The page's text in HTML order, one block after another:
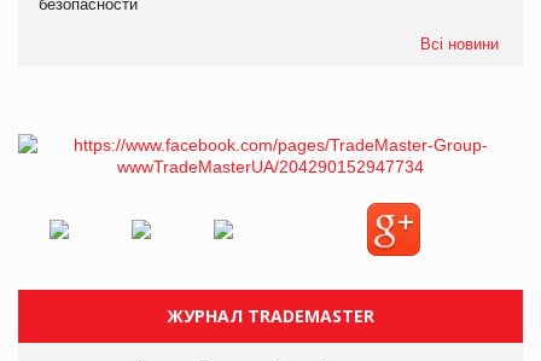
безопасности
Всі новини
ЖУРНАЛ TRADEMASTER